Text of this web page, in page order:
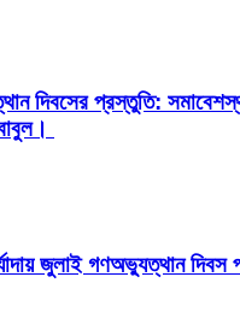
দিবসের প্রস্তুতি:
জুলাই গণঅভ্যুত্থান দিবস